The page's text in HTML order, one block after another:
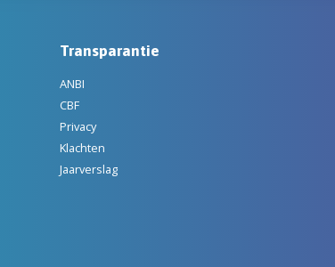
Transparantie
ANBI
CBF
Privacy
Klachten
Jaarverslag